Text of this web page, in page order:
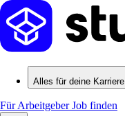
Alles für deine Karriere
Für ArbeitgeberJob finden